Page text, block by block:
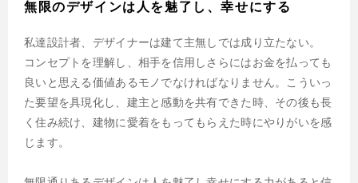
無限のデザインは人を魅了し、幸せにする
私達設計者、デザイナーは建て主無しでは成り立たない。
コンセプトを理解し、相手を信用しさらにはお金を払っても
良いと思える価値あるモノでなければなりません。こういっ
た要望を具現化し、建主と感動を共有できた時、その後も長
く住み続け、建物に愛着をもってもらえた時にやりがいを感
じます。